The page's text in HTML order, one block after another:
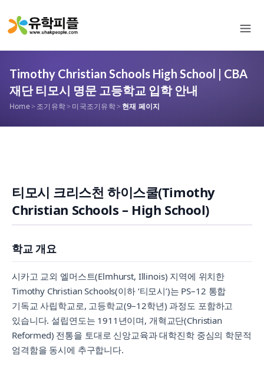
Timothy Christian Schools High School | CBA
재단 티모시 명문 고등학교 입학 안내
Home> 조기유학> 미국조기유학> 현재 페이지
티모시 크리스천 하이스쿨(Timothy
Christian Schools – High School)
학교 개요
시카고 교외 엘머스트(Elmhurst, Illinois) 지역에 위치한
Timothy Christian Schools(이하 ‘티모시’)는 PS–12 통합
기독교 사립학교로, 고등학교(9–12학년) 과정도 포함하고
있습니다. 설립연도는 1911년이며, 개혁교단(Christian
Reformed) 전통을 토대로 신앙교육과 대학진학 중심의 학문적
엄격함을 동시에 추구합니다.